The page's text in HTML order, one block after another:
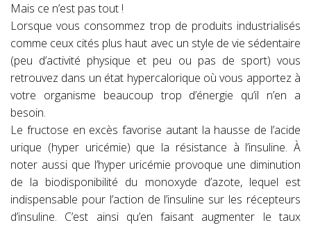
Mais ce n’est pas tout !
Lorsque vous consommez trop de produits industrialisés
comme ceux cités plus haut avec un style de vie sédentaire
(peu d’activité physique et peu ou pas de sport) vous
retrouvez dans un état hypercalorique où vous apportez à
votre organisme beaucoup trop d’énergie qu’il n’en a
besoin.
Le fructose en excès favorise autant la hausse de l’acide
urique (hyper uricémie) que la résistance à l’insuline. À
noter aussi que l’hyper uricémie provoque une diminution
de la biodisponibilité du monoxyde d’azote, lequel est
indispensable pour l’action de l’insuline sur les récepteurs
d’insuline. C’est ainsi qu’en faisant augmenter le taux